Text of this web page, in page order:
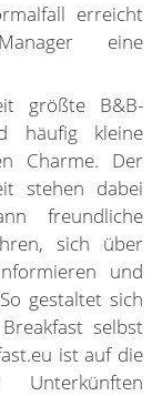
erreicht
eine
größte B&B-
häufig kleine
Charme. Der
stehen dabei
freundliche
sich über
und
gestaltet sich
selbst
ist auf die